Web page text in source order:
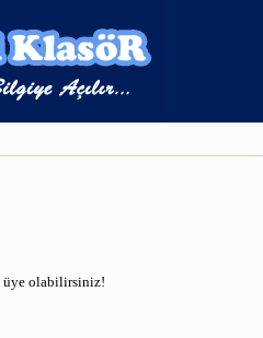
üye olabilirsiniz!